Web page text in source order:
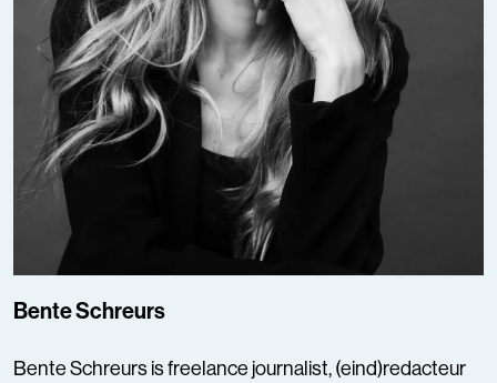
Bente Schreurs
Bente Schreurs is freelance journalist, (eind)redacteur